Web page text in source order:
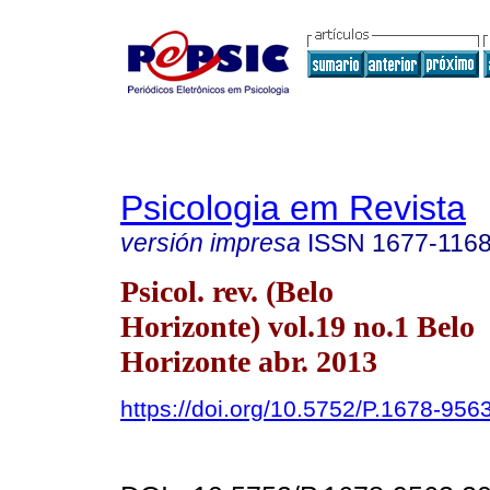
Psicologia em Revista
versión impresa ISSN 1677-
Psicol. rev. (Belo
Horizonte) vol.19 no.1 Belo
Horizonte abr. 2013
https://doi.org/10.5752/P.1678-